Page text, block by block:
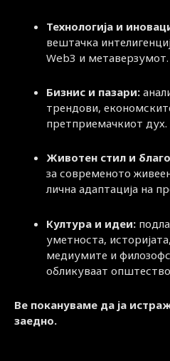
Технологија и
вештачка
Web3 и метаверзумот.
Бизнис и пазари:
трендови,
претприемачкиот дух.
Животен стил и
за современото
лична адаптација на
Култура и идеи:
уметноста,
медиумите и
обликуваат
Ве покануваме да ја
заедно.